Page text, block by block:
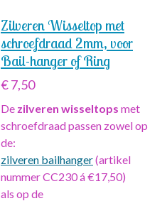
Zilveren Wisseltop met
schroefdraad 2mm, voor
Bail-hanger of Ring
€ 7,50
De zilveren wisseltops met
schroefdraad passen zowel op
de:
zilveren bailhanger(artikel
nummer CC230 á €17,50)
als op de